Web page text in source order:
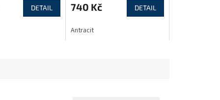
DETAIL 740 Kč DETAIL
Antracit